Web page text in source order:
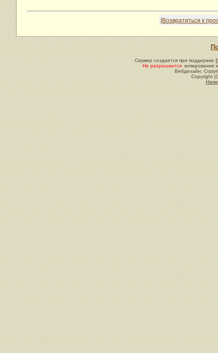
[Возвратиться к
Сервер создается при поддержке
Не разрешается копирование
Вебдизайн:
Copyright